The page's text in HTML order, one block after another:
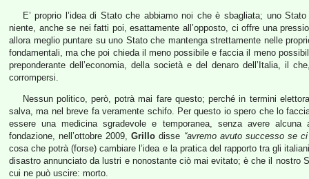
E’ proprio l’idea di Stato che abbiamo noi che è sbagliata; uno
niente, anche se nei fatti poi, esattamente all’opposto, ci offre una
allora meglio puntare su uno Stato che mantenga strettamente nelle
fondamentali, ma che poi chieda il meno possibile e faccia il meno
preponderante dell’economia, della società e del denaro dell’Italia, il
corrompersi.
Nessun politico, però, potrà mai fare questo; perché in termini
salva, ma nel breve fa veramente schifo. Per questo io spero che lo
essere una medicina sgradevole e temporanea, senza avere
fondazione, nell’ottobre 2009, Grillo disse “avremo avuto successo se
cosa che potrà (forse) cambiare l’idea e la pratica del rapporto tra gli
disastro annunciato da lustri e nonostante ciò mai evitato; è che il nostro
cui ne può uscire: morto.